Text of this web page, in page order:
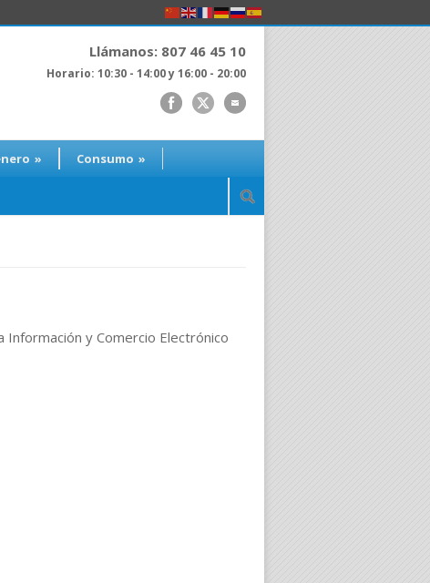
Llámanos: 807 46 45 10
Horario: 10:30 - 14:00 y 16:00 - 20:00
» Consumo »
y Comercio Electrónico